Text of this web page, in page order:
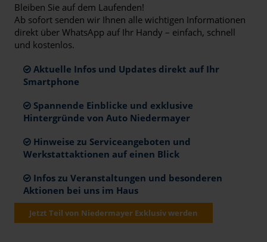
Bleiben Sie auf dem Laufenden!
Ab sofort senden wir Ihnen alle wichtigen Informationen
direkt über WhatsApp auf Ihr Handy – einfach, schnell
und kostenlos.
Aktuelle Infos und Updates direkt auf Ihr
Smartphone
Spannende Einblicke und exklusive
Hintergründe von Auto Niedermayer
Hinweise zu Serviceangeboten und
Werkstattaktionen auf einen Blick
Infos zu Veranstaltungen und besonderen
Aktionen bei uns im Haus
Jetzt Teil von Niedermayer Exklusiv werden